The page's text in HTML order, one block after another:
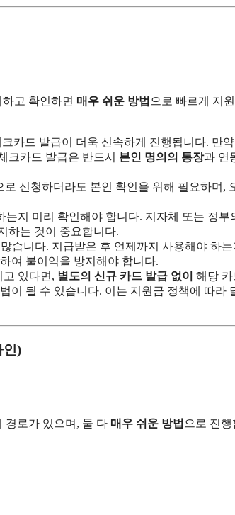
고 확인하면 매우 쉬운 방법 으로 빠르게 지
카드 발급이 더욱 신속하게 진행됩니다. 만
크카드 발급은 반드시 본인 명의의 통장과 연
신청하더라도 본인 확인을 위해 필요하며,
는지 미리 확인해야 합니다. 지자체 또는 정부
하는 것이 중요합니다.
습니다. 지급받은 후 언제까지 사용해야 하는
여 불이익을 방지해야 합니다.
있다면, 별도의 신규 카드 발급 없이 해당 카
이 될 수 있습니다. 이는 지원금 정책에 따라
인)
경로가 있으며, 둘 다 매우 쉬운 방법 으로 진행